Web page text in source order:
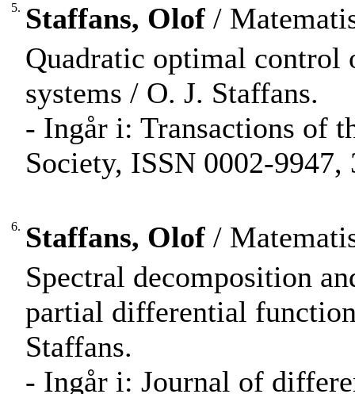
5. Staffans, Olof /
Quadratic optimal control
systems / O. J. Staffans.
- Ingår i: Transactions of
Society, ISSN 0002-
6. Staffans, Olof /
Spectral decomposition
partial differential
Staffans.
- Ingår i: Journal of